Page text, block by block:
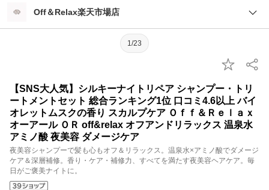
Off＆Relax楽天市場店
1/23
【SNS大人気】シルキーナイトリペア シャンプー・トリ
ートメントセット 総合ランキング1位 口コミ4.6以上 バイ
オレットムスクの香り スカルプケア Ｏｆｆ＆Ｒｅｌａｘ
オーアール ＯＲ off&relax オフアンドリラックス 温泉水
アミノ酸 夜美容 ダメージケア
夜美容シャンプーで髪も心もオフ＆リラックス。温泉水×アミノ酸でダメージ
ケア＆深層補修。香り・ケア・補修力、すべてを満たす夜美容ヘアケア。毎
日がご褒美ナイトに。